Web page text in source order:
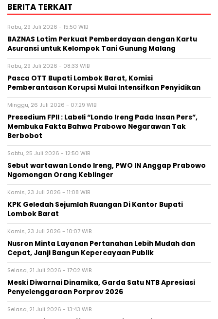
BERITA TERKAIT
Rabu, 29 Juli 2026 - 15:50 WIB
BAZNAS Lotim Perkuat Pemberdayaan dengan Kartu
Asuransi untuk Kelompok Tani Gunung Malang
Rabu, 29 Juli 2026 - 08:33 WIB
Pasca OTT Bupati Lombok Barat, Komisi
Pemberantasan Korupsi Mulai Intensifkan Penyidikan
Minggu, 26 Juli 2026 - 07:29 WIB
Presedium FPII : Labeli “Londo Ireng Pada Insan Pers”,
Membuka Fakta Bahwa Prabowo Negarawan Tak
Berbobot
Sabtu, 25 Juli 2026 - 12:50 WIB
Sebut wartawan Londo Ireng, PWO IN Anggap Prabowo
Ngomongan Orang Keblinger
Kamis, 23 Juli 2026 - 11:08 WIB
KPK Geledah Sejumlah Ruangan Di Kantor Bupati
Lombok Barat
Kamis, 23 Juli 2026 - 10:07 WIB
Nusron Minta Layanan Pertanahan Lebih Mudah dan
Cepat, Janji Bangun Kepercayaan Publik
Selasa, 21 Juli 2026 - 17:02 WIB
Meski Diwarnai Dinamika, Garda Satu NTB Apresiasi
Penyelenggaraan Porprov 2026 ‎
Selasa, 21 Juli 2026 - 13:43 WIB